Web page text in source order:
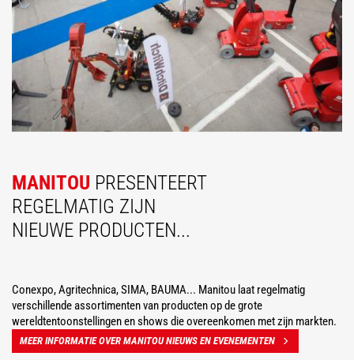
MANITOU PRESENTEERT
REGELMATIG ZIJN
NIEUWE PRODUCTEN...
Conexpo, Agritechnica, SIMA, BAUMA... Manitou laat regelmatig
verschillende assortimenten van producten op de grote
wereldtentoonstellingen en shows die overeenkomen met zijn markten.
MEER INFORMATIE OVER MANITOU NIEUWS EN EVENEMENTEN